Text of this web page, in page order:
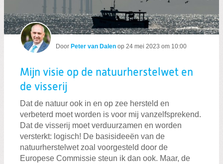
Door Peter van Dalen op 24 mei 2023 om 10:00
Mijn visie op de natuurherstelwet en
de visserij
Dat de natuur ook in en op zee hersteld en
verbeterd moet worden is voor mij vanzelfsprekend.
Dat de visserij moet verduurzamen en worden
versterkt: logisch! De basisideeën van de
natuurherstelwet zoal voorgesteld door de
Europese Commissie steun ik dan ook. Maar, de